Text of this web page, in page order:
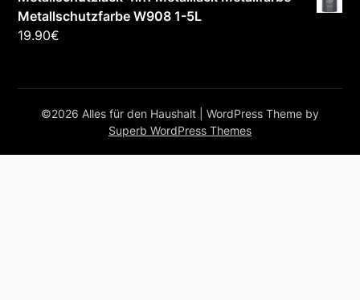
Metallschutzfarbe W908 1-5L
19.90€
©2026 Alles für den Haushalt
| WordPress Theme by
Superb WordPress Themes